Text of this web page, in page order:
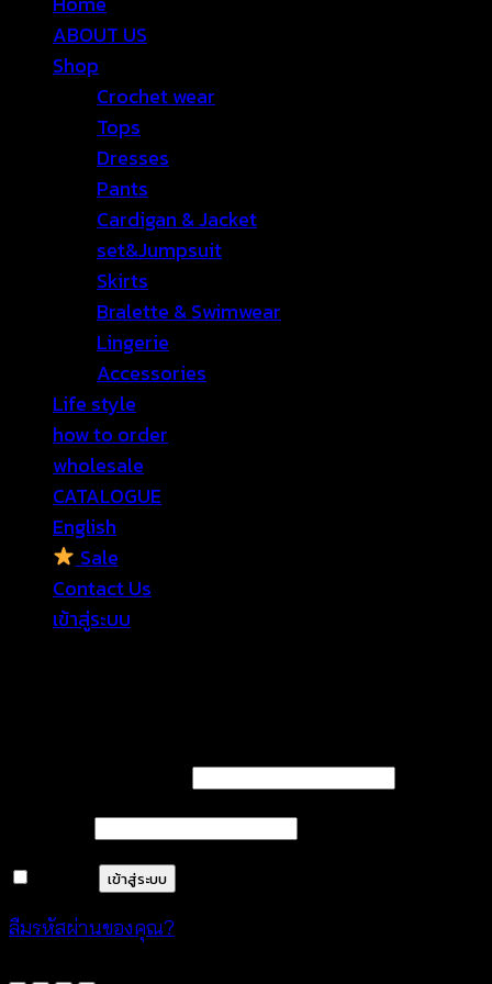
ABOUT US
Shop
Crochet wear
Tops
Dresses
Pants
Cardigan & Jacket
set&Jumpsuit
Skirts
Bralette & Swimwear
Lingerie
Accessories
Life style
how to order
wholesale
CATALOGUE
English
Sale
Contact Us
เข้าสู่ระบบ
ต้องการ
ต้องการ
เข้าสู่ระบบ
ลืมรหัสผ่านของคุณ?